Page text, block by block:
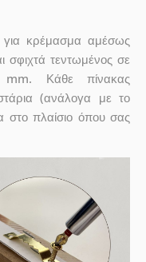
για κρέμασμα αμέσως
τεντωμένος σε
mm. Κάθε πίνακας
(ανάλογα με το
στο πλαίσιο όπου σας